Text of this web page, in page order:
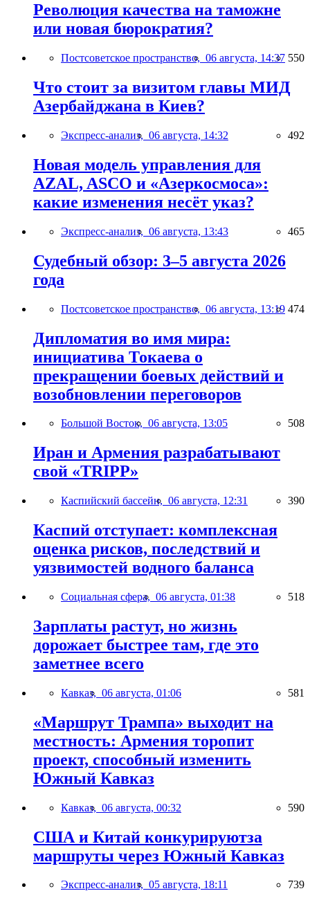
Революция качества на таможне
или новая бюрократия?
Постсоветское пространство, 06 августа, 14:37 550
Что стоит за визитом главы МИД
Азербайджана в Киев?
Экспресс-анализ, 06 августа, 14:32 492
Новая модель управления для
AZAL, ASCO и «Азеркосмоса»:
какие изменения несёт указ?
Экспресс-анализ, 06 августа, 13:43 465
Судебный обзор: 3–5 августа 2026
года
Постсоветское пространство, 06 августа, 13:19 474
Дипломатия во имя мира:
инициатива Токаева о
прекращении боевых действий и
возобновлении переговоров
Большой Восток, 06 августа, 13:05 508
Иран и Армения разрабатывают
свой «TRIPP»
Каспийский бассейн, 06 августа, 12:31 390
Каспий отступает: комплексная
оценка рисков, последствий и
уязвимостей водного баланса
Социальная сфера, 06 августа, 01:38 518
Зарплаты растут, но жизнь
дорожает быстрее там, где это
заметнее всего
Кавказ, 06 августа, 01:06 581
«Маршрут Трампа» выходит на
местность: Армения торопит
проект, способный изменить
Южный Кавказ
Кавказ, 06 августа, 00:32 590
США и Китай конкурируютза
маршруты через Южный Кавказ
Экспресс-анализ, 05 августа, 18:11 739